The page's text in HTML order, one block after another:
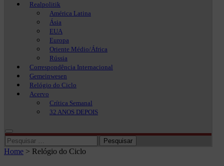
Realpolitik
América Latina
Ásia
EUA
Europa
Oriente Médio/África
Rússia
Correspondência Internacional
Gemeinwesen
Relógio do Ciclo
Acervo
Crítica Semanal
32 ANOS DEPOIS
Pesquisar
por:
Home > Relógio do Ciclo